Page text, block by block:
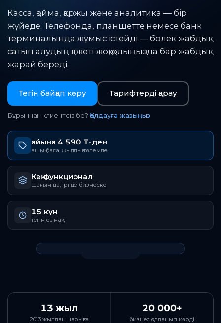
Касса, қойма, қаржы және аналитика — бір
жүйеде. Телефонда, планшетте немесе банк
терминалында жұмыс істейді — бөлек жабдық
сатып алудың қажеті жоқ, қолыңызда бар жабдық
жарай береді.
Тегін байқап көру Тарифтерді қарау
Бұрыннан клиентсіз бе? Қолдауға жазыңыз
айына 4 590 ₸-ден
ашық баға, жылдық төлемде
Кең функционал
шағын да, ірі де бизнеске
15 күн
тегін сынақ
Дыбыспен көру
13 жыл
2013 жылдан нарықта
20 000+
бизнес қолданып көрді